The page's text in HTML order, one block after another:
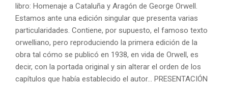
libro: Homenaje a Cataluña y Aragón de George Orwell.
Estamos ante una edición singular que presenta varias
particularidades. Contiene, por supuesto, el famoso texto
orwelliano, pero reproduciendo la primera edición de la
obra tal cómo se publicó en 1938, en vida de Orwell, es
decir, con la portada original y sin alterar el orden de los
capítulos que había establecido el autor... PRESENTACIÓN